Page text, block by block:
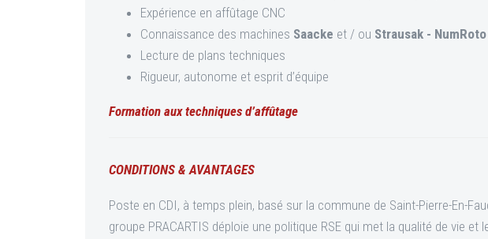
Expérience en affûtage CNC
Connaissance des machines Saacke et / ou Strausak - NumRoto
Lecture de plans techniques
Rigueur, autonome et esprit d’équipe
Formation aux techniques d’affûtage
CONDITIONS & AVANTAGES
Poste en CDI, à temps plein, basé sur la commune de Saint-Pierre-En-
groupe PRACARTIS déploie une politique RSE qui met la qualité de vie